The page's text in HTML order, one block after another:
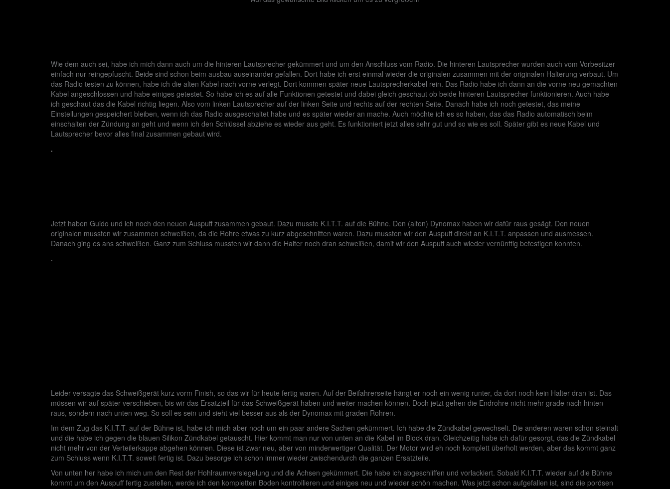
Wie dem auch sei, habe ich mich dann auch um die hinteren Lautsprecher gekümmert und um den Anschluss vom Radio. Die hinteren Lautsprecher wurden auch vom Vorbesitzer
einfach nur reingepfuscht. Beide sind schon beim ausbau auseinander gefallen. Dort habe ich erst einmal wieder die originalen zusammen mit der originalen Halterung verbaut. Um
das Radio testen zu können, habe ich die alten Kabel nach vorne verlegt. Dort kommen später neue Lautsprecherkabel rein. Das Radio habe ich dann an die vorne neu gemachten
Kabel angeschlossen und habe einiges getestet. So habe ich es auf alle Funktionen getestet und dabei gleich geschaut ob beide hinteren Lautsprecher funktionieren. Auch habe
ich geschaut das die Kabel richtig liegen. Also vom linken Lautsprecher auf der linken Seite und rechts auf der rechten Seite. Danach habe ich noch getestet, das meine
Einstellungen gespeichert bleiben, wenn ich das Radio ausgeschaltet habe und es später wieder an mache. Auch möchte ich es so haben, das das Radio automatisch beim
einschalten der Zündung an geht und wenn ich den Schlüssel abziehe es wieder aus geht. Es funktioniert jetzt alles sehr gut und so wie es soll. Später gibt es neue Kabel und
Lautsprecher bevor alles final zusammen gebaut wird.
.
Jetzt haben Guido und ich noch den neuen Auspuff zusammen gebaut. Dazu musste K.I.T.T. auf die Bühne. Den (alten) Dynomax haben wir dafür raus gesägt. Den neuen
originalen mussten wir zusammen schweißen, da die Rohre etwas zu kurz abgeschnitten waren. Dazu mussten wir den Auspuff direkt an K.I.T.T. anpassen und ausmessen.
Danach ging es ans schweißen. Ganz zum Schluss mussten wir dann die Halter noch dran schweißen, damit wir den Auspuff auch wieder vernünftig befestigen konnten.
.
Leider versagte das Schweißgerät kurz vorm Finish, so das wir für heute fertig waren. Auf der Beifahrerseite hängt er noch ein wenig runter, da dort noch kein Halter dran ist. Das
müssen wir auf später verschieben, bis wir das Ersatzteil für das Schweißgerät haben und weiter machen können. Doch jetzt gehen die Endrohre nicht mehr grade nach hinten
raus, sondern nach unten weg. So soll es sein und sieht viel besser aus als der Dynomax mit graden Rohren.
Im dem Zug das K.I.T.T. auf der Bühne ist, habe ich mich aber noch um ein paar andere Sachen gekümmert. Ich habe die Zündkabel gewechselt. Die anderen waren schon steinalt
und die habe ich gegen die blauen Silikon Zündkabel getauscht. Hier kommt man nur von unten an die Kabel im Block dran. Gleichzeitig habe ich dafür gesorgt, das die Zündkabel
nicht mehr von der Verteilerkappe abgehen können. Diese ist zwar neu, aber von minderwertiger Qualität. Der Motor wird eh noch komplett überholt werden, aber das kommt ganz
zum Schluss wenn K.I.T.T. soweit fertig ist. Dazu besorge ich schon immer wieder zwischendurch die ganzen Ersatzteile.
Von unten her habe ich mich um den Rest der Hohlraumversiegelung und die Achsen gekümmert. Die habe ich abgeschliffen und vorlackiert. Sobald K.I.T.T. wieder auf die Bühne
kommt um den Auspuff fertig zustellen, werde ich den kompletten Boden kontrollieren und einiges neu und wieder schön machen. Was jetzt schon aufgefallen ist, sind die porösen